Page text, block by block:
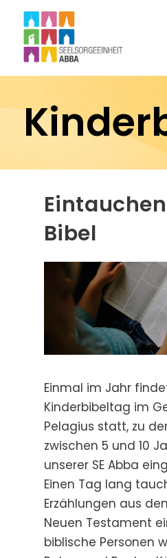
Bibel
Einmal im Jahr
Kinderbibeltag im
Pelagius statt, zu
zwischen 5 und 10
unserer SE Abba
Einen Tag lang
Erzählungen aus
Neuen Testament
biblische Personen